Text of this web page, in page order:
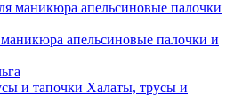
апельсиновые палочки и
Халаты, трусы и